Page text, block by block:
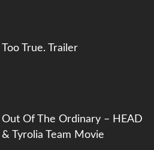
Too True. Trailer
Out Of The Ordinary – HEAD
& Tyrolia Team Movie